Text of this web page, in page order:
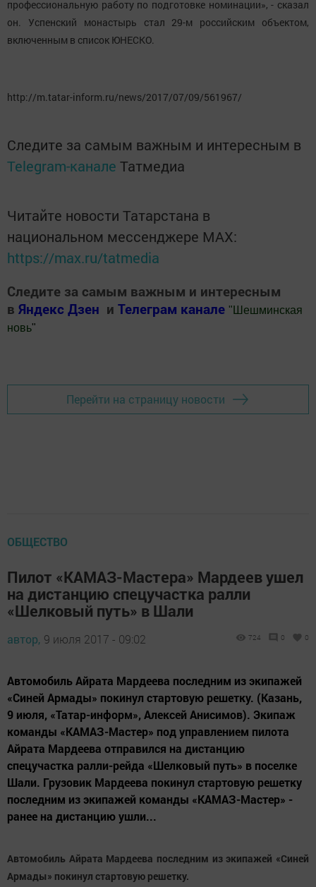
профессиональную работу по подготовке номинации», - сказал
он. Успенский монастырь стал 29-м российским объектом,
включенным в список ЮНЕСКО.
http://m.tatar-inform.ru/news/2017/07/09/561967/
Следите за самым важным и интересным в
Telegram-канале Татмедиа
Читайте новости Татарстана в
национальном мессенджере MАХ:
https://max.ru/tatmedia
Следите за самым важным и интересным
в Яндекс Дзен и Телеграм канале " Шешминская
новь"
Перейти на страницу новости
ОБЩЕСТВО
Пилот «КАМАЗ-Мастера» Мардеев ушел
на дистанцию спецучастка ралли
«Шелковый путь» в Шали
автор, 9 июля 2017 - 09:02 724 0 0
Автомобиль Айрата Мардеева последним из экипажей
«Синей Армады» покинул стартовую решетку. (Казань,
9 июля, «Татар-информ», Алексей Анисимов). Экипаж
команды «КАМАЗ-Мастер» под управлением пилота
Айрата Мардеева отправился на дистанцию
спецучастка ралли-рейда «Шелковый путь» в поселке
Шали. Грузовик Мардеева покинул стартовую решетку
последним из экипажей команды «КАМАЗ-Мастер» -
ранее на дистанцию ушли...
Автомобиль Айрата Мардеева последним из экипажей «Синей
Армады» покинул стартовую решетку.